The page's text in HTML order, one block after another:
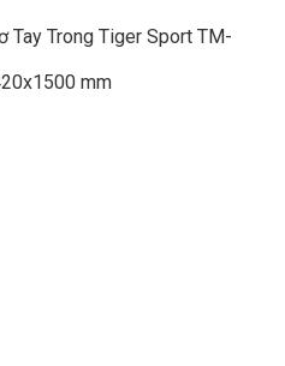
Tay Trong Tiger Sport TM-
mm